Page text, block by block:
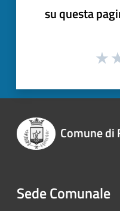
su questa
Comune di
Sede Comunale